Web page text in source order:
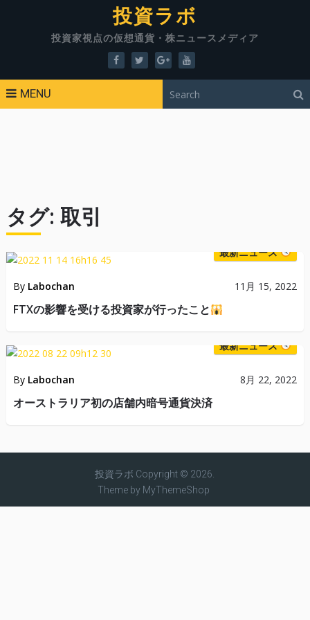
投資ラボ
投資家視点の仮想通貨・株ニュースメディア
MENU
タグ: 取引
最新ニュース
By Labochan 11月 15, 2022
FTXの影響を受ける投資家が行ったこと
最新ニュース
By Labochan 8月 22, 2022
オーストラリア初の店舗内暗号通貨決済
投資ラボ Copyright © 2026.
Theme by MyThemeShop